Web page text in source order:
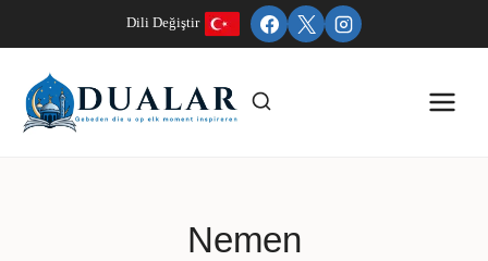
naar
inhoud
Dili Değiştir
Nemen